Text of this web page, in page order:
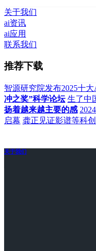
关于我们
ai资讯
ai应用
联系我们
推荐下载
智源研究院发布2025十
冲之奖”科学论坛 生了中
扬着越来越主要的感
启幕 龚正见证影谱等科
关于我们